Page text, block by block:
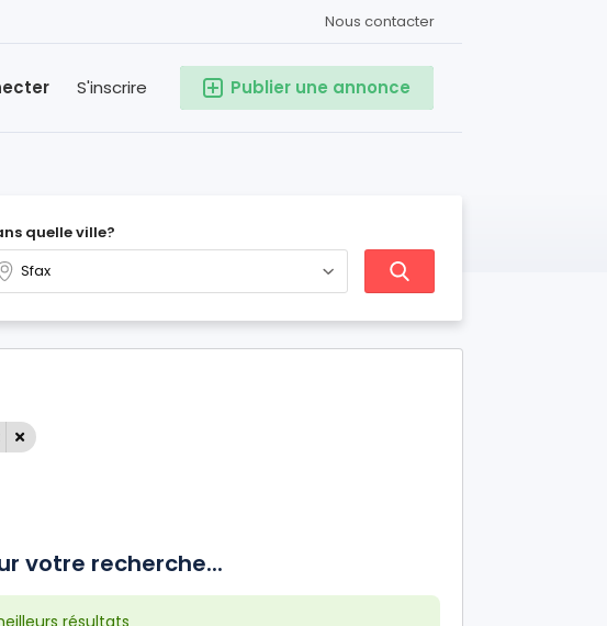
Nous contacter
Publier une annonce
S'inscrire
quelle ville?
votre recherche...
résultats